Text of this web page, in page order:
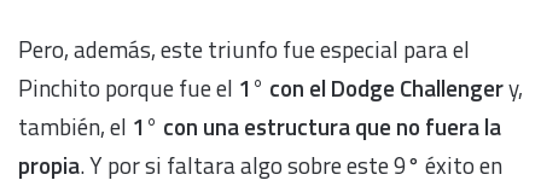
Pero, además, este triunfo fue especial para el
Pinchito porque fue el 1° con el Dodge Challengery,
también, el 1° con una estructura que no fuera la
propia. Y por si faltara algo sobre este 9° éxito en